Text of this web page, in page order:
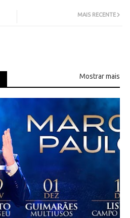
MAIS RECENTE
Mostrar mais